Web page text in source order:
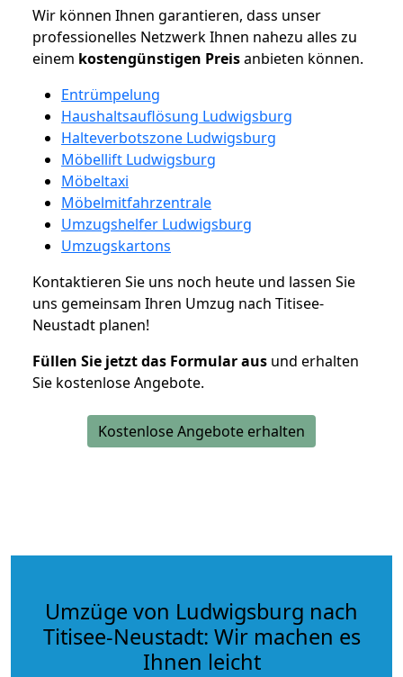
Wir können Ihnen garantieren, dass unser
professionelles Netzwerk Ihnen nahezu alles zu
einem kostengünstigen Preisanbieten können.
Entrümpelung
Haushaltsauflösung Ludwigsburg
Halteverbotszone Ludwigsburg
Möbellift Ludwigsburg
Möbeltaxi
Möbelmitfahrzentrale
Umzugshelfer Ludwigsburg
Umzugskartons
Kontaktieren Sie uns noch heute und lassen Sie
uns gemeinsam Ihren Umzug nach Titisee-
Neustadt planen!
Füllen Sie jetzt das Formular aus und erhalten
Sie kostenlose Angebote.
Kostenlose Angebote erhalten
Umzüge von Ludwigsburg nach
Titisee-Neustadt: Wir machen es
Ihnen leicht